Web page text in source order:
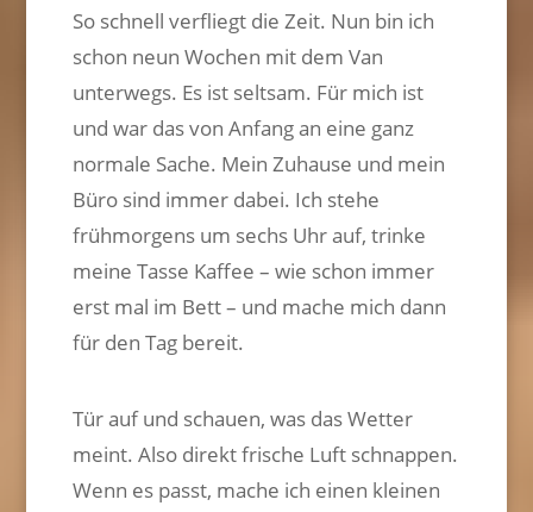
So schnell verfliegt die Zeit. Nun bin ich
schon neun Wochen mit dem Van
unterwegs. Es ist seltsam. Für mich ist
und war das von Anfang an eine ganz
normale Sache. Mein Zuhause und mein
Büro sind immer dabei. Ich stehe
frühmorgens um sechs Uhr auf, trinke
meine Tasse Kaffee – wie schon immer
erst mal im Bett – und mache mich dann
für den Tag bereit.
Tür auf und schauen, was das Wetter
meint. Also direkt frische Luft schnappen.
Wenn es passt, mache ich einen kleinen